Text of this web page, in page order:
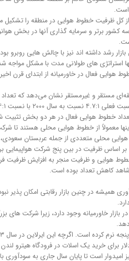
دو بازار ۶۱ درصد از کل ظرفیت خطوط هوایی در
بازار رشد داشته اند نیز با چالش هایی
استراتژی های طولانی مدت با مشکل مواجه
بیشتری برای اقتصاد محلی ایجاد می شود.
معمولاً از خطوط هوایی محلی هستند تا
اساس ظرفیت در بین پنج شرکت هواپیمایی
کاهش تعداد بوده است.
همیشه در چنین بازار رقابتی امکان